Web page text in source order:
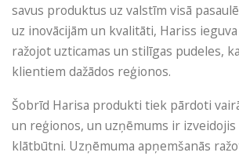
savus produktus uz valstīm visā
uz inovācijām un kvalitāti, Hariss
ražojot uzticamas un stilīgas pudeles,
klientiem dažādos reģionos.
Šobrīd Harisa produkti tiek pārdoti
un reģionos, un uzņēmums ir
klātbūtni. Uzņēmuma apņemšanās